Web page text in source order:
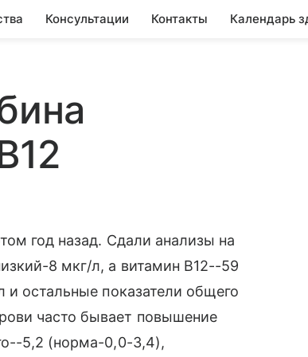
Консультации Контакты Календарь
год назад. Сдали анализы на
8 мкг/л, а витамин В12--59
остальные показатели общего
часто бывает повышение
5,2 (норма-0,0-3,4),